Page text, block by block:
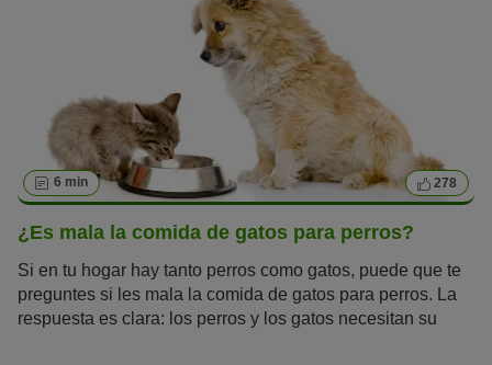
6 min 278
¿Es mala la comida de gatos para perros?
Si en tu hogar hay tanto perros como gatos, puede que te
preguntes si les mala la comida de gatos para perros. La
respuesta es clara: los perros y los gatos necesitan su